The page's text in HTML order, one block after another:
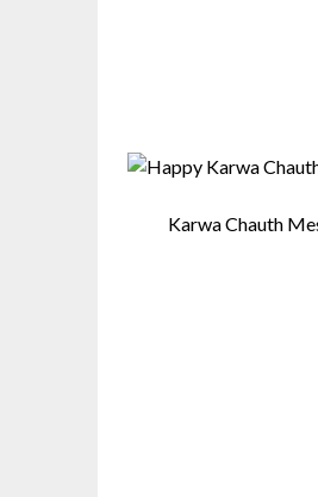
Karwa Chauth